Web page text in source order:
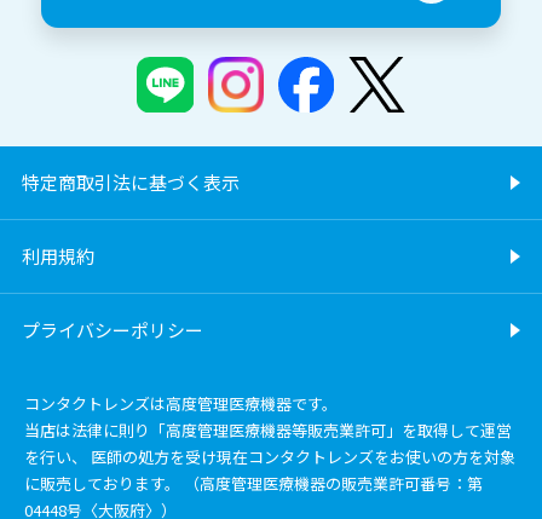
特定商取引法に基づく表示
利用規約
プライバシーポリシー
コンタクトレンズは高度管理医療機器です。
当店は法律に則り「高度管理医療機器等販売業許可」を取得して運営
を行い、 医師の処方を受け現在コンタクトレンズをお使いの方を対象
に販売しております。 （高度管理医療機器の販売業許可番号：第
04448号〈大阪府〉）